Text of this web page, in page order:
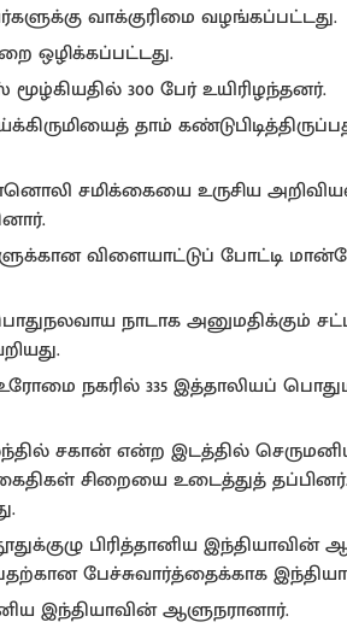
வாக்குரிமை வழங்கப்பட்டது.
ஒழிக்கப்பட்டது.
மூழ்கியதில் 300 பேர் உயிரிழந்தனர்.
தாம்
சமிக்கையை உருசிய
விளையாட்டுப் போட்டி
நாடாக அனுமதிக்கும்
உரோமை நகரில் 335 இத்தாலியப்
சகான் என்ற இடத்தில்
சிறையை உடைத்துத்
பிரித்தானிய இந்தியாவின்
பேச்சுவார்த்தைக்காக இந்தியா
இந்தியாவின் ஆளுநரானார்.